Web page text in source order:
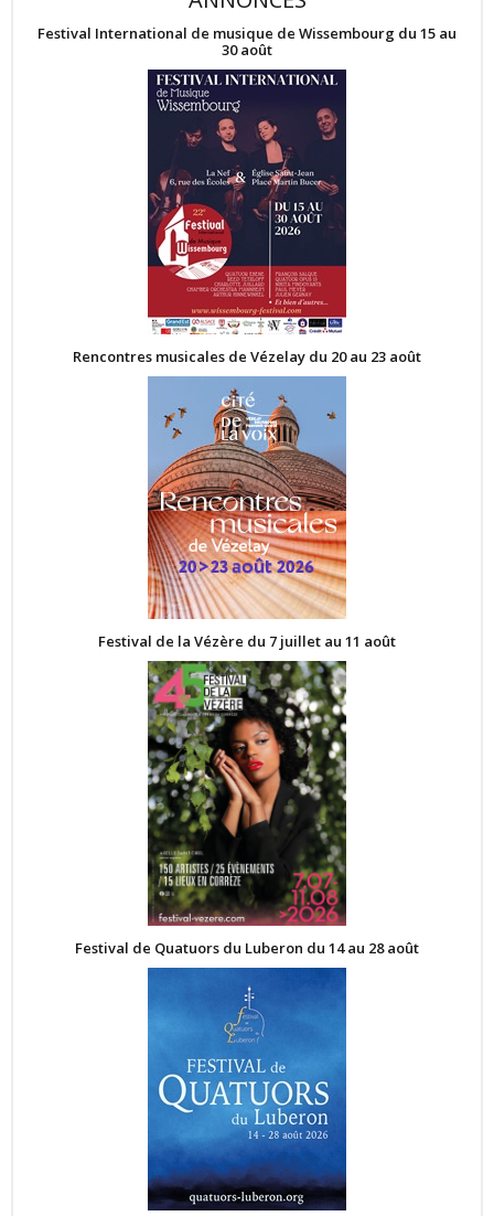
Festival International de musique de Wissembourg du 15 au
30 août
Rencontres musicales de Vézelay du 20 au 23 août
Festival de la Vézère du 7 juillet au 11 août
Festival de Quatuors du Luberon du 14 au 28 août